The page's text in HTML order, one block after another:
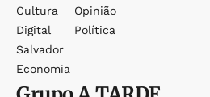
Cultura
Digital
Salvador
Economia
Opinião
Política